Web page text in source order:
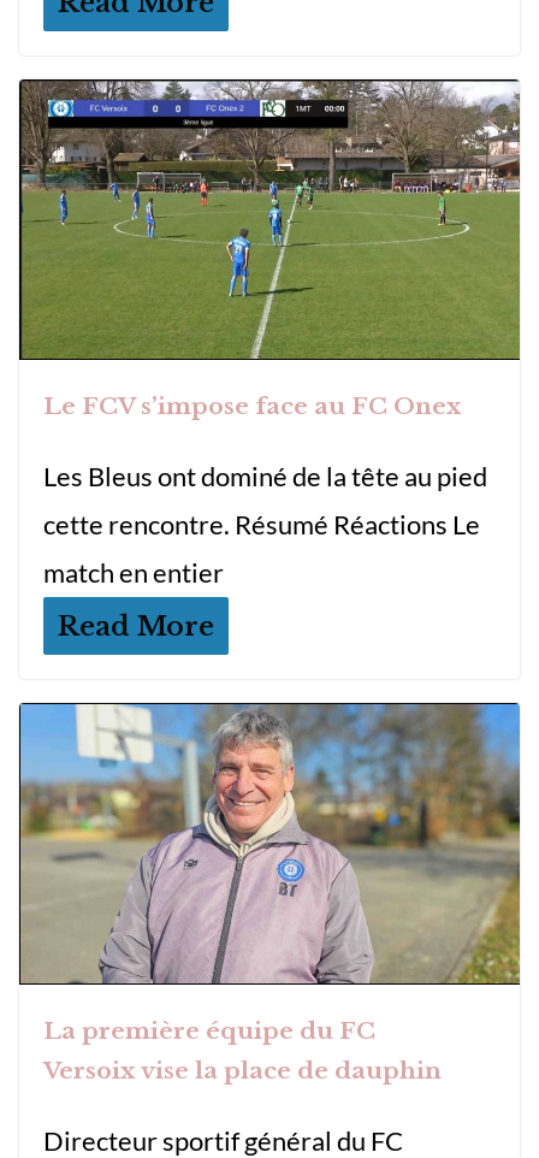
Le FCV s’impose face au FC Onex
Les Bleus ont dominé de la tête au pied
cette rencontre. Résumé Réactions Le
match en entier
Read More
La première équipe du FC
Versoix vise la place de dauphin
Directeur sportif général du FC